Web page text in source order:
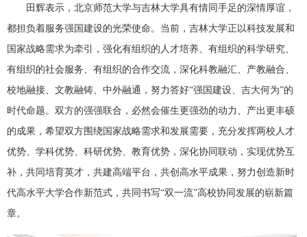
田辉表示，北京师范大学与吉林大学具有情同手足的深情厚谊，
都担负着服务强国建设的光荣使命。当前，吉林大学正以科技发展和
国家战略需求为牵引，强化有组织的人才培养、有组织的科学研究、
有组织的社会服务、有组织的合作交流，深化科教融汇、产教融合、
校地融接、文教融铸、中外融通，努力答好“强国建设、吉大何为”的
时代命题。双方的强强联合，必然会催生更强劲的动力、产出更丰硕
的成果，希望双方围绕国家战略需求和发展需要，充分发挥两校人才
优势、学科优势、科研优势、教育优势，深化协同联动，实现优势互
补，共同培育英才，共建高端平台，共创高水平成果，努力创造新时
代高水平大学合作新范式，共同书写“双一流”高校协同发展的崭新篇
章。